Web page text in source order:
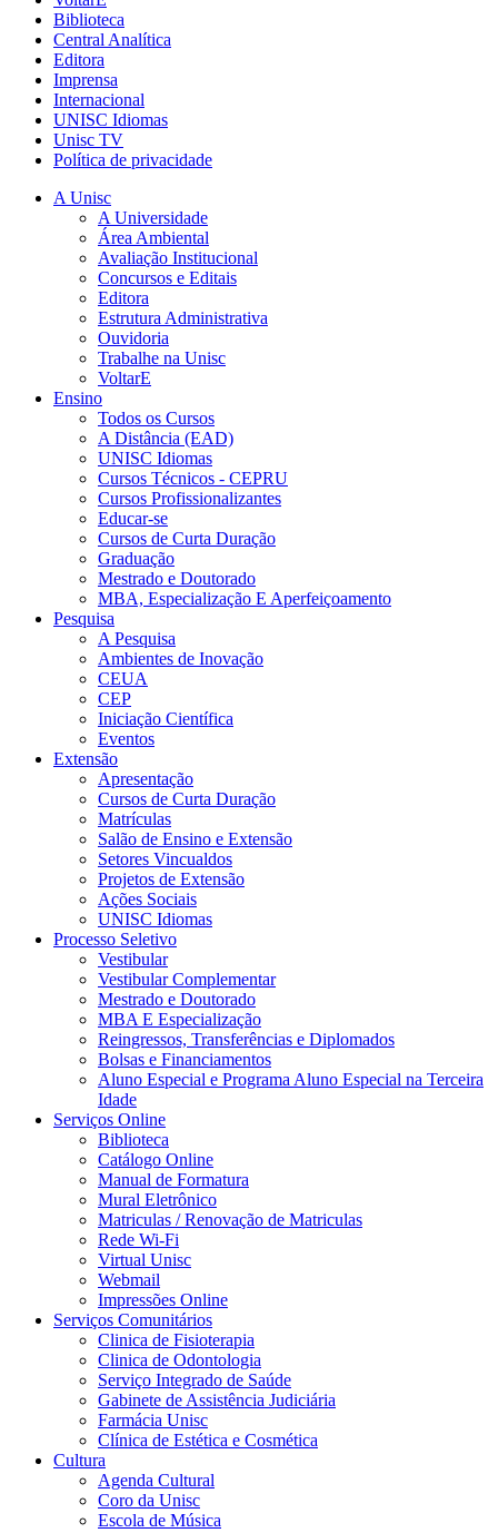
Biblioteca
Central Analítica
Editora
Imprensa
Internacional
UNISC Idiomas
Unisc TV
Política de privacidade
A Unisc
A Universidade
Área Ambiental
Avaliação Institucional
Concursos e Editais
Editora
Estrutura Administrativa
Ouvidoria
Trabalhe na Unisc
VoltarE
Ensino
Todos os Cursos
A Distância (EAD)
UNISC Idiomas
Cursos Técnicos - CEPRU
Cursos Profissionalizantes
Educar-se
Cursos de Curta Duração
Graduação
Mestrado e Doutorado
MBA, Especialização E Aperfeiçoamento
Pesquisa
A Pesquisa
Ambientes de Inovação
CEUA
CEP
Iniciação Científica
Eventos
Extensão
Apresentação
Cursos de Curta Duração
Matrículas
Salão de Ensino e Extensão
Setores Vincualdos
Projetos de Extensão
Ações Sociais
UNISC Idiomas
Processo Seletivo
Vestibular
Vestibular Complementar
Mestrado e Doutorado
MBA E Especialização
Reingressos, Transferências e Diplomados
Bolsas e Financiamentos
Aluno Especial e Programa Aluno Especial na Terceira
Idade
Serviços Online
Biblioteca
Catálogo Online
Manual de Formatura
Mural Eletrônico
Matriculas / Renovação de Matriculas
Rede Wi-Fi
Virtual Unisc
Webmail
Impressões Online
Serviços Comunitários
Clinica de Fisioterapia
Clinica de Odontologia
Serviço Integrado de Saúde
Gabinete de Assistência Judiciária
Farmácia Unisc
Clínica de Estética e Cosmética
Cultura
Agenda Cultural
Coro da Unisc
Escola de Música